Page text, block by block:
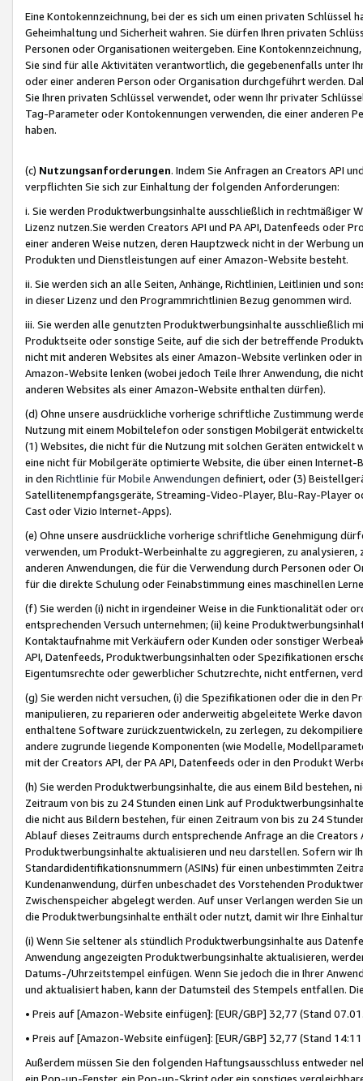
Eine Kontokennzeichnung, bei der es sich um einen privaten
Geheimhaltung und Sicherheit wahren. Sie dürfen Ihren privaten
Personen oder Organisationen weitergeben. Eine
Sie sind für alle Aktivitäten verantwortlich, die gegebenenfalls unter
oder einer anderen Person oder Organisation durchgeführt werden.
Sie Ihren privaten Schlüssel verwendet, oder wenn Ihr privater
Tag-Parameter oder Kontokennungen verwenden, die einer anderen
haben.
(c) Nutzungsanforderungen. Indem Sie Anfragen an Creators API
verpflichten Sie sich zur Einhaltung der folgenden Anforderungen:
i. Sie werden Produktwerbungsinhalte ausschließlich in rechtmäßiger
Lizenz nutzen.Sie werden Creators API und PA API, Datenfeeds oder
einer anderen Weise nutzen, deren Hauptzweck nicht in der Werbung
Produkten und Dienstleistungen auf einer Amazon-Website besteht.
ii. Sie werden sich an alle Seiten, Anhänge, Richtlinien, Leitlinien und
in dieser Lizenz und den Programmrichtlinien Bezug genommen wird.
iii. Sie werden alle genutzten Produktwerbungsinhalte ausschließlich
Produktseite oder sonstige Seite, auf die sich der betreffende
nicht mit anderen Websites als einer Amazon-Website verlinken oder
Amazon-Website lenken (wobei jedoch Teile Ihrer Anwendung, die
anderen Websites als einer Amazon-Website enthalten dürfen).
(d) Ohne unsere ausdrückliche vorherige schriftliche Zustimmung
Nutzung mit einem Mobiltelefon oder sonstigen Mobilgerät
(1) Websites, die nicht für die Nutzung mit solchen Geräten
eine nicht für Mobilgeräte optimierte Website, die über einen
in den Richtlinie für Mobile Anwendungen definiert, oder (3)
Satellitenempfangsgeräte, Streaming-Video-Player, Blu-Ray-Player
Cast oder Vizio Internet-Apps).
(e) Ohne unsere ausdrückliche vorherige schriftliche Genehmigung
verwenden, um Produkt-Werbeinhalte zu aggregieren, zu
anderen Anwendungen, die für die Verwendung durch Personen
für die direkte Schulung oder Feinabstimmung eines maschinellen
(f) Sie werden (i) nicht in irgendeiner Weise in die Funktionalität oder
entsprechenden Versuch unternehmen; (ii) keine
Kontaktaufnahme mit Verkäufern oder Kunden oder sonstiger
API, Datenfeeds, Produktwerbungsinhalten oder Spezifikationen
Eigentumsrechte oder gewerblicher Schutzrechte, nicht entfernen,
(g) Sie werden nicht versuchen, (i) die Spezifikationen oder die in
manipulieren, zu reparieren oder anderweitig abgeleitete Werke
enthaltene Software zurückzuentwickeln, zu zerlegen, zu
andere zugrunde liegende Komponenten (wie Modelle,
mit der Creators API, der PA API, Datenfeeds oder in den Produkt
(h) Sie werden Produktwerbungsinhalte, die aus einem Bild bestehen,
Zeitraum von bis zu 24 Stunden einen Link auf
die nicht aus Bildern bestehen, für einen Zeitraum von bis zu 24
Ablauf dieses Zeitraums durch entsprechende Anfrage an die
Produktwerbungsinhalte aktualisieren und neu darstellen. Sofern wir
Standardidentifikationsnummern (ASINs) für einen unbestimmten
Kundenanwendung, dürfen unbeschadet des Vorstehenden
Zwischenspeicher abgelegt werden. Auf unser Verlangen werden Sie
die Produktwerbungsinhalte enthält oder nutzt, damit wir Ihre
(i) Wenn Sie seltener als stündlich Produktwerbungsinhalte aus
Anwendung angezeigten Produktwerbungsinhalte aktualisieren,
Datums-/Uhrzeitstempel einfügen. Wenn Sie jedoch die in Ihrer
und aktualisiert haben, kann der Datumsteil des Stempels entfallen.
• Preis auf [Amazon-Website einfügen]: [EUR/GBP] 32,77 (Stand
• Preis auf [Amazon-Website einfügen]: [EUR/GBP] 32,77 (Stand
Außerdem müssen Sie den folgenden Haftungsausschluss entweder
ein Pop-up-Fenster, ein Pop-up-Skript oder ein sonstiges